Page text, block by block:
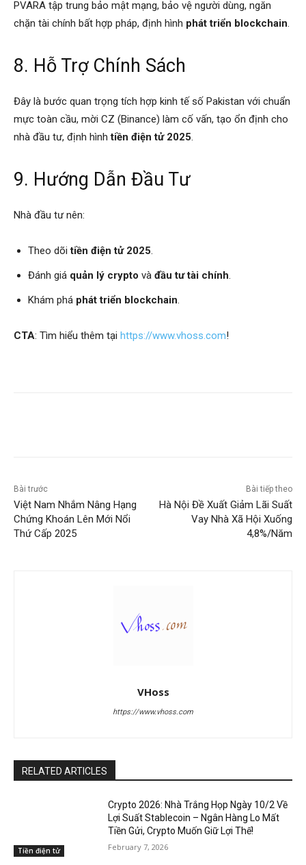
PVARA tập trung bảo mật mạng, bảo vệ người dùng, ngăn
chặn tài chính bất hợp pháp, định hình phát triển blockchain.
8. Hỗ Trợ Chính Sách
Đây là bước quan trọng tích hợp kinh tế số Pakistan với chuẩn
mực toàn cầu, mời CZ (Binance) làm cố vấn, tạo ổn định cho
nhà đầu tư, định hìnhtiền điện tử 2025.
9. Hướng Dẫn Đầu Tư
Nhà đầu tư nên:
Theo dõitiền điện tử 2025.
Đánh giá quản lý crypto và đầu tư tài chính.
Khám phá phát triển blockchain.
CTA: Tìm hiểu thêm tại https://www.vhoss.com!
Bài trước
Việt Nam Nhắm Nâng Hạng
Chứng Khoán Lên Mới Nổi
Thứ Cấp 2025
Bài tiếp theo
Hà Nội Đề Xuất Giảm Lãi Suất
Vay Nhà Xã Hội Xuống
4,8%/Năm
VHoss
https://www.vhoss.com
RELATED ARTICLES
Tiền điện tử
Crypto 2026: Nhà Trắng Họp Ngày 10/2 Về
Lợi Suất Stablecoin – Ngân Hàng Lo Mất
Tiền Gửi, Crypto Muốn Giữ Lợi Thế!
February 7, 2026